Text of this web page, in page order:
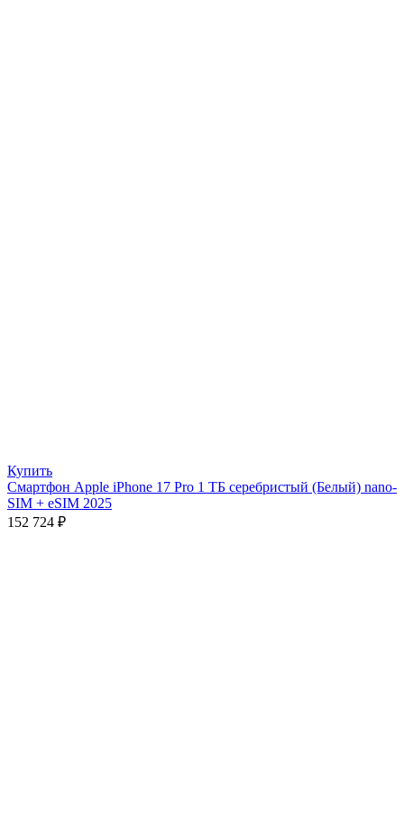
Купить
Смартфон Apple iPhone 17 Pro 1 ТБ серебристый (Белый) nano-
SIM + eSIM 2025
152 724 ₽